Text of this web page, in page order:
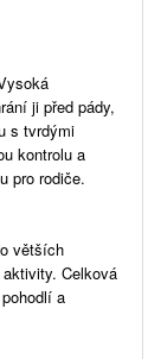
ji před pády,
s tvrdými
kontrolu a
pro rodiče.
větších
Celková
a